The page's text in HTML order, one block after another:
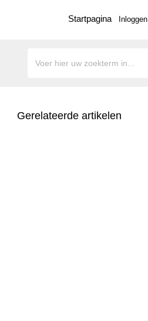
Startpagina Inloggen
Gerelateerde artikelen